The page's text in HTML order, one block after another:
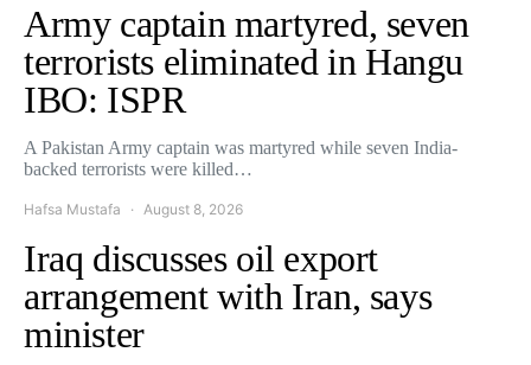
Army captain martyred, seven
terrorists eliminated in Hangu
IBO: ISPR
A Pakistan Army captain was martyred while seven India-
backed terrorists were killed…
Hafsa Mustafa August 8, 2026
Iraq discusses oil export
arrangement with Iran, says
minister